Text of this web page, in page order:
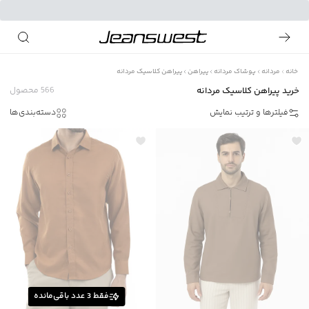
خانه مردانه پوشاک مردانه پیراهن پیراهن کلاسیک مردانه
خرید پیراهن کلاسیک مردانه 566 محصول
فیلترها و ترتیب نمایش
دسته‌بندی‌ها
فقط3عدد باقی‌مانده